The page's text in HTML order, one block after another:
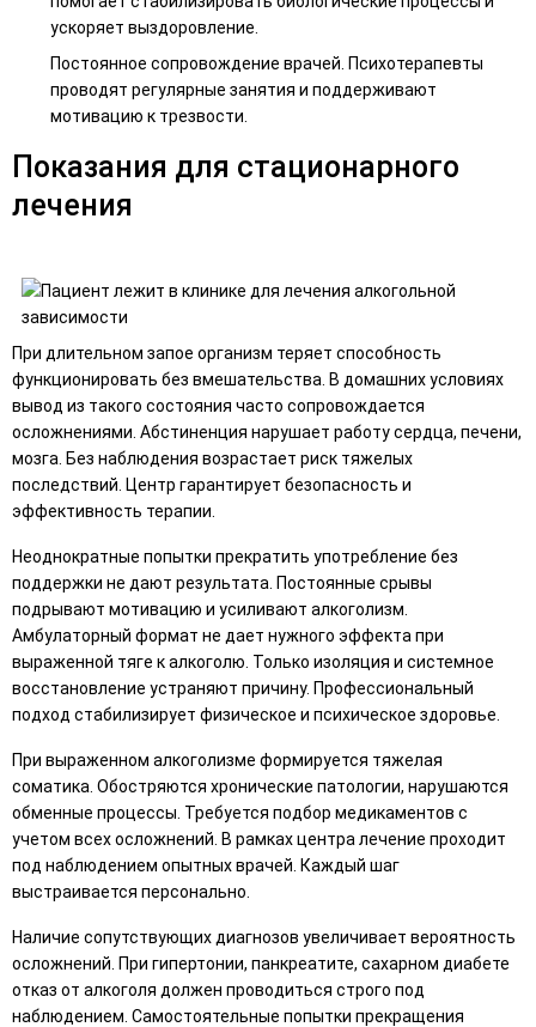
ускоряет выздоровление.
Постоянное сопровождение врачей. Психотерапевты
проводят регулярные занятия и поддерживают
мотивацию к трезвости.
Показания для стационарного
лечения
При длительном запое организм теряет способность
функционировать без вмешательства. В домашних условиях
вывод из такого состояния часто сопровождается
осложнениями. Абстиненция нарушает работу сердца, печени,
мозга. Без наблюдения возрастает риск тяжелых
последствий. Центр гарантирует безопасность и
эффективность терапии.
Неоднократные попытки прекратить употребление без
поддержки не дают результата. Постоянные срывы
подрывают мотивацию и усиливают алкоголизм.
Амбулаторный формат не дает нужного эффекта при
выраженной тяге к алкоголю. Только изоляция и системное
восстановление устраняют причину. Профессиональный
подход стабилизирует физическое и психическое здоровье.
При выраженном алкоголизме формируется тяжелая
соматика. Обостряются хронические патологии, нарушаются
обменные процессы. Требуется подбор медикаментов с
учетом всех осложнений. В рамках центра лечение проходит
под наблюдением опытных врачей. Каждый шаг
выстраивается персонально.
Наличие сопутствующих диагнозов увеличивает вероятность
осложнений. При гипертонии, панкреатите, сахарном диабете
отказ от алкоголя должен проводиться строго под
наблюдением. Самостоятельные попытки прекращения